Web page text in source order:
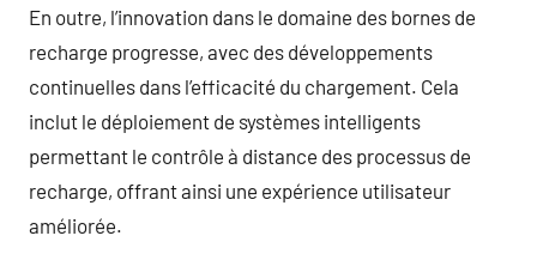
En outre, l’innovation dans le domaine des bornes de
recharge progresse, avec des développements
continuelles dans l’efficacité du chargement. Cela
inclut le déploiement de systèmes intelligents
permettant le contrôle à distance des processus de
recharge, offrant ainsi une expérience utilisateur
améliorée.